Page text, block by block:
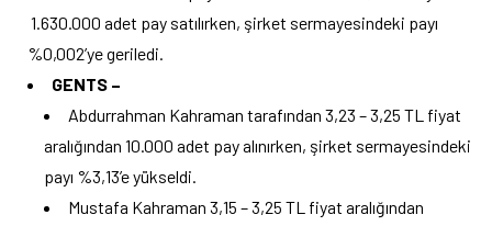
1.630.000 adet pay satılırken, şirket sermayesindeki payı
%0,002’ye geriledi.
GENTS –
Abdurrahman Kahraman tarafından 3,23 – 3,25 TL fiyat
aralığından 10.000 adet pay alınırken, şirket sermayesindeki
payı %3,13’e yükseldi.
Mustafa Kahraman 3,15 – 3,25 TL fiyat aralığından